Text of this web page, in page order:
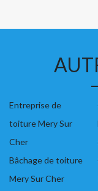
Entreprise de
toiture Mery Sur
Cher
Bâchage de toiture
Mery Sur Cher